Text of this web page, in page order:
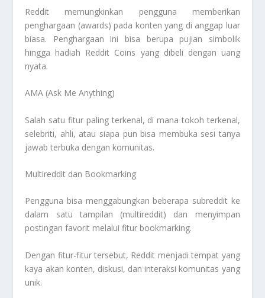
Reddit memungkinkan pengguna memberikan
penghargaan (awards) pada konten yang di anggap luar
biasa. Penghargaan ini bisa berupa pujian simbolik
hingga hadiah Reddit Coins yang dibeli dengan uang
nyata.
AMA (Ask Me Anything)
Salah satu fitur paling terkenal, di mana tokoh terkenal,
selebriti, ahli, atau siapa pun bisa membuka sesi tanya
jawab terbuka dengan komunitas.
Multireddit dan Bookmarking
Pengguna bisa menggabungkan beberapa subreddit ke
dalam satu tampilan (multireddit) dan menyimpan
postingan favorit melalui fitur bookmarking.
Dengan fitur-fitur tersebut, Reddit menjadi tempat yang
kaya akan konten, diskusi, dan interaksi komunitas yang
unik.